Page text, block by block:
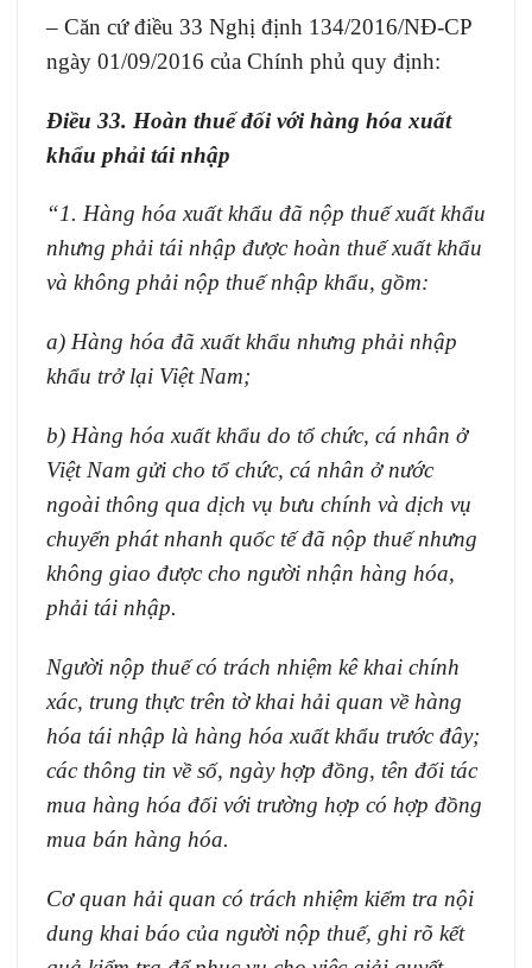
– Căn cứ điều 33 Nghị định 134/2016/NĐ-CP
ngày 01/09/2016 của Chính phủ quy định:
Điều 33. Hoàn thuế đối với hàng hóa xuất
khẩu phải tái nhập
“1. Hàng hóa xuất khẩu đã nộp thuế xuất khẩu
nhưng phải tái nhập được hoàn thuế xuất khẩu
và không phải nộp thuế nhập khẩu, gồm:
a) Hàng hóa đã xuất khẩu nhưng phải nhập
khẩu trở lại Việt Nam;
b) Hàng hóa xuất khẩu do tổ chức, cá nhân ở
Việt Nam gửi cho tổ chức, cá nhân ở nước
ngoài thông qua dịch vụ bưu chính và dịch vụ
chuyển phát nhanh quốc tế đã nộp thuế nhưng
không giao được cho người nhận hàng hóa,
phải tái nhập.
Người nộp thuế có trách nhiệm kê khai chính
xác, trung thực trên tờ khai hải quan về hàng
hóa tái nhập là hàng hóa xuất khẩu trước đây;
các thông tin về số, ngày hợp đồng, tên đối tác
mua hàng hóa đối với trường hợp có hợp đồng
mua bán hàng hóa.
Cơ quan hải quan có trách nhiệm kiểm tra nội
dung khai báo của người nộp thuế, ghi rõ kết